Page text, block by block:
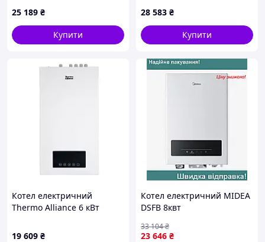
котел 6 кВт + дротовий
термостат Wi-Fi
25 189 ₴
Купити
28 583 ₴
Купити
Котел електричний
Thermo Alliance 6 кВт
19 609 ₴
Котел електричний MIDEA
DSFB 8квт
23 646 ₴
33 104₴